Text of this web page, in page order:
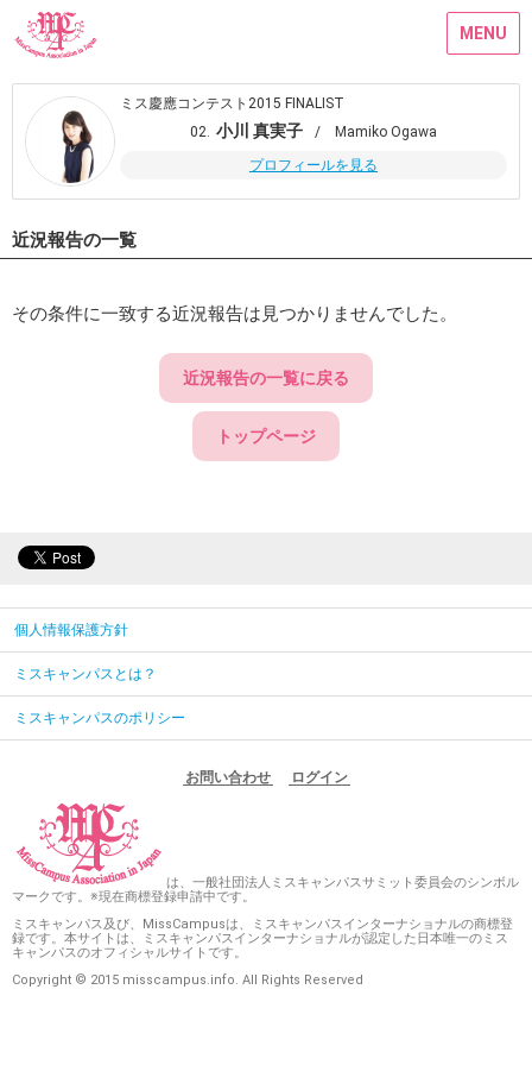
MENU
ミス慶應コンテスト2015 FINALIST
02. 小川 真実子
/ Mamiko Ogawa
プロフィールを見る
近況報告の一覧
その条件に一致する近況報告は見つかりませんでした。
近況報告の一覧に戻る
トップページ
個人情報保護方針
ミスキャンパスとは？
ミスキャンパスのポリシー
お問い合わせ ログイン
は、一般社団法人ミスキャンパスサミット委員会のシンボル
マークです。※現在商標登録申請中です。
ミスキャンパス及び、MissCampusは、ミスキャンパスインターナショナルの商標登
録です。本サイトは、ミスキャンパスインターナショナルが認定した日本唯一のミス
キャンパスのオフィシャルサイトです。
Copyright © 2015 misscampus.info. All Rights Reserved